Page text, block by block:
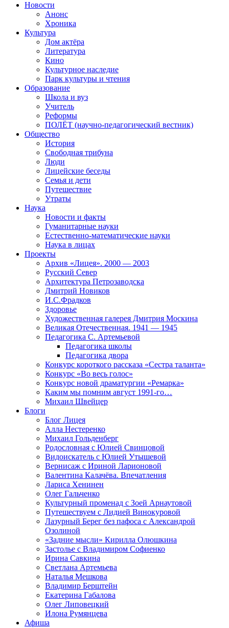
Новости
Анонс
Хроника
Культура
Дом актёра
Литература
Кино
Культурное наследие
Парк культуры и чтения
Образование
Школа и вуз
Учитель
Реформы
ПОЛЁТ (научно-педагогический вестник)
Общество
История
Свободная трибуна
Люди
Лицейские беседы
Семья и дети
Путешествие
Утраты
Наука
Новости и факты
Гуманитарные науки
Естественно-математические науки
Наука в лицах
Проекты
Архив «Лицея». 2000 — 2003
Русский Север
Архитектура Петрозаводска
Дмитрий Новиков
И.С.Фрадков
Здоровье
Художественная галерея Дмитрия Москина
Великая Отечественная. 1941 — 1945
Педагогика С. Артемьевой
Педагогика школы
Педагогика двора
Конкурс короткого рассказа «Сестра таланта»
Конкурс «Во весь голос»
Конкурс новой драматургии «Ремарка»
Каким мы помним август 1991-го…
Михаил Швейцер
Блоги
Блог Лицея
Алла Нестеренко
Михаил Гольденберг
Родословная с Юлией Свинцовой
Видоискатель с Юлией Утышевой
Вернисаж с Ириной Ларионовой
Валентина Калачёва. Впечатления
Лариса Хенинен
Олег Гальченко
Культурный променад с Зоей Арнаутовой
Путешествуем с Лидией Винокуровой
Лазурный Берег без пафоса с Александрой
Озолиной
«Задние мысли» Кирилла Олюшкина
Застолье с Владимиром Софиенко
Ирина Савкина
Светлана Артемьева
Наталья Мешкова
Владимир Берштейн
Екатерина Габалова
Олег Липовецкий
Илона Румянцева
Афиша